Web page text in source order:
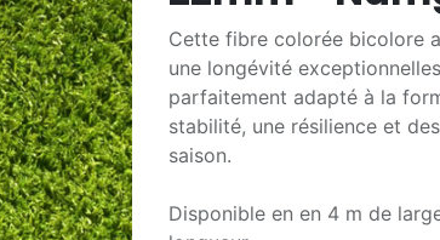
Cette fibre colorée bicolore
une longévité
parfaitement adapté à la
stabilité, une résilience et
saison.
Disponible en en 4 m de